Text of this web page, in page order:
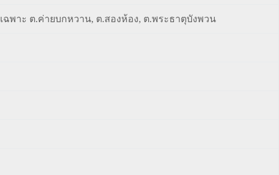
เฉพาะ ต.ค่ายบกหวาน, ต.สองห้อง, ต.พระธาตุบังพวน